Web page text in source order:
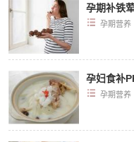
孕期补铁
孕期营养
孕妇食补
孕期营养